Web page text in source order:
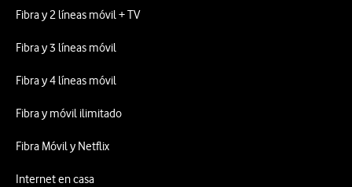
Fibra y 2 líneas móvil + TV
Fibra y 3 líneas móvil
Fibra y 4 líneas móvil
Fibra y móvil ilimitado
Fibra Móvil y Netflix
Internet en casa